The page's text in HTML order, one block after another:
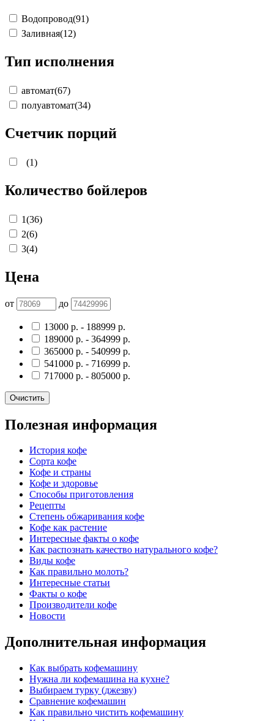
Водопровод(91)
Заливная(12)
Тип исполнения
автомат(67)
полуавтомат(34)
Счетчик порций
(1)
Количество бойлеров
1(36)
2(6)
3(4)
Цена
от до
13000 р. - 188999 р.
189000 р. - 364999 р.
365000 р. - 540999 р.
541000 р. - 716999 р.
717000 р. - 805000 р.
Очистить
Полезная информация
История кофе
Сорта кофе
Кофе и страны
Кофе и здоровье
Способы приготовления
Рецепты
Степень обжаривания кофе
Кофе как растение
Интересные факты о кофе
Как распознать качество натурального кофе?
Виды кофе
Как правильно молоть?
Интересные статьи
Факты о кофе
Производители кофе
Новости
Дополнительная информация
Как выбрать кофемашину
Нужна ли кофемашина на кухне?
Выбираем турку (джезву)
Сравнение кофемашин
Как правильно чистить кофемашину